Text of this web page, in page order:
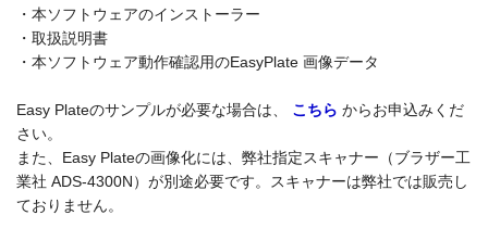
・本ソフトウェアのインストーラー
・取扱説明書
・本ソフトウェア動作確認用のEasyPlate 画像データ
Easy Plateのサンプルが必要な場合は、 こちら からお申込みくだ
さい。
また、Easy Plateの画像化には、弊社指定スキャナー（ブラザー工
業社 ADS-4300N）が別途必要です。スキャナーは弊社では販売し
ておりません。